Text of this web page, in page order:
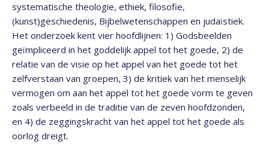
systematische theologie, ethiek, filosofie,
(kunst)geschiedenis, Bijbelwetenschappen en judaïstiek.
Het onderzoek kent vier hoofdlijnen: 1) Godsbeelden
geïmpliceerd in het goddelijk appel tot het goede, 2) de
relatie van de visie op het appel van het goede tot het
zelfverstaan van groepen, 3) de kritiek van het menselijk
vermogen om aan het appel tot het goede vorm te geven
zoals verbeeld in de traditie van de zeven hoofdzonden,
en 4) de zeggingskracht van het appel tot het goede als
oorlog dreigt.